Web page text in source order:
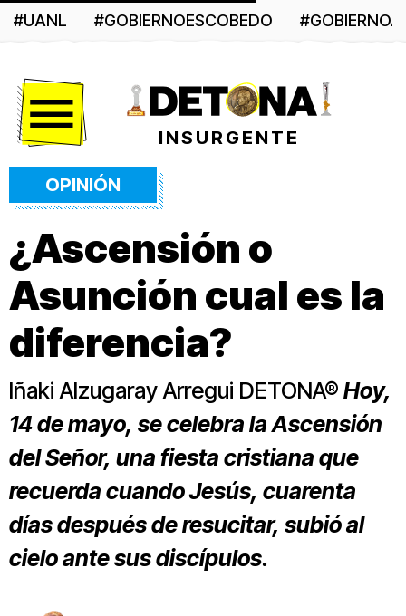
#UANL #GOBIERNOESCOBEDO
INSURGENTE
OPINIÓN
¿Ascensión o
Asunción cual es la
diferencia?
Iñaki Alzugaray Arregui DETONA® Hoy,
14 de mayo, se celebra la Ascensión
del Señor, una fiesta cristiana que
recuerda cuando Jesús, cuarenta
días después de resucitar, subió al
cielo ante sus discípulos.